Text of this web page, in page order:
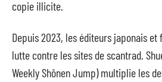
copie illicite.
Depuis 2023, les éditeurs japonais
lutte contre les sites de scantrad.
Weekly Shōnen Jump) multiplie les